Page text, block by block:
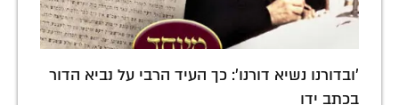
'ובדורנו נשיא דורנו': כך העיד הרבי על נביא הדור
בכתב ידו